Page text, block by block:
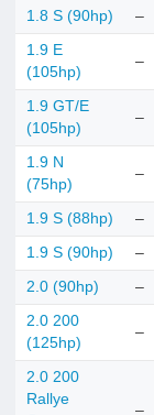
1.8 S (90hp) –
1.9 E
(105hp)
–
1.9 GT/E
(105hp)
–
1.9 N
(75hp)
–
1.9 S (88hp) –
1.9 S (90hp) –
2.0 (90hp) –
2.0 200
(125hp)
–
2.0 200
Rallye
–